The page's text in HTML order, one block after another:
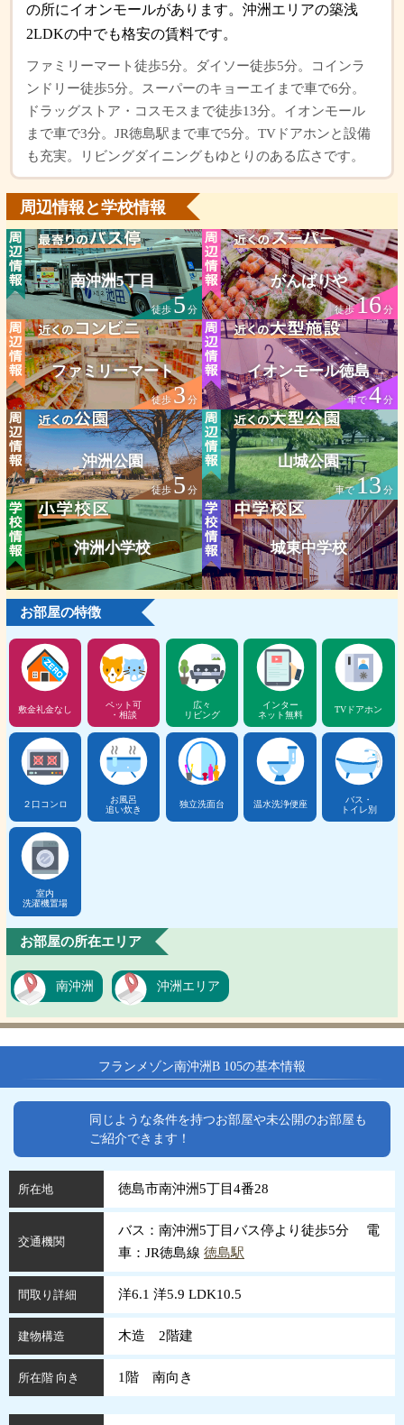
の所にイオンモールがあります。沖洲エリアの築浅
2LDKの中でも格安の賃料です。
ファミリーマート徒歩5分。ダイソー徒歩5分。コインラ
ンドリー徒歩5分。スーパーのキョーエイまで車で6分。
ドラッグストア・コスモスまで徒歩13分。イオンモール
まで車で3分。JR徳島駅まで車で5分。TVドアホンと設備
も充実。リビングダイニングもゆとりのある広さです。
周辺情報と学校情報
南沖洲5丁目
徒歩5 分
がんばりや
徒歩16分
ファミリーマート
徒歩3分
イオンモール徳島
車で4分
沖洲公園
徒歩5 分
山城公園
車で13 分
沖洲小学校 城東中学校
お部屋の特徴
敷金礼金なし
ペット可
・相談
広々
リビング
インター
ネット無料
TVドアホン
２口コンロ
お風呂
追い炊き
独立洗面台 温水洗浄便座
バス・
トイレ別
室内
洗濯機置場
お部屋の所在エリア
南沖洲 沖洲エリア
フランメゾン南沖洲B 105の基本情報
同じような条件を持つお部屋や未公開のお部屋も
ご紹介できます！
所在地 徳島市南沖洲5丁目4番28
交通機関
バス：南沖洲5丁目バス停より徒歩5分 電
車：JR徳島線 徳島駅
間取り詳細 洋6.1 洋5.9 LDK10.5
建物構造 木造 2階建
所在階 向き 1階 南向き